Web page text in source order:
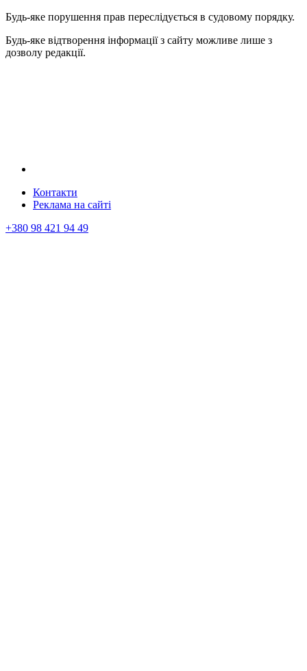
Будь-яке порушення прав переслідується в судовому порядку.
Будь-яке відтворення інформації з сайту можливе лише з
дозволу редакції.
Контакти
Реклама на сайтi
+380 98 421 94 49